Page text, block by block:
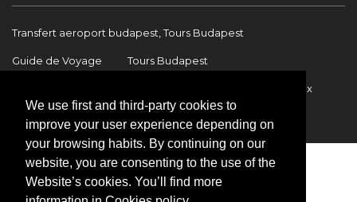
We use first and third-party cookies to
improve your user experience depending on
your browsing habits. By continuing on our
website, you are consenting to the use of the
Website’s cookies. You’ll find more
Transfert aeroport budapest, Tours Budapest
Guide de Voyage Tours Budapest
Transferts internationaux
Contact